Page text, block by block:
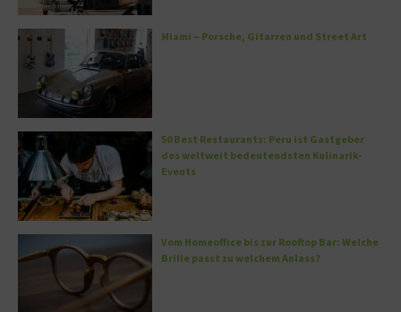
Miami – Porsche, Gitarren und Street Art
50 Best Restaurants: Peru ist Gastgeber
des weltweit bedeutendsten Kulinarik-
Events
Vom Homeoffice bis zur Rooftop Bar: Welche
Brille passt zu welchem Anlass?